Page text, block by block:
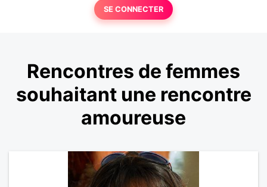
SE CONNECTER
Rencontres de femmes
souhaitant une rencontre
amoureuse